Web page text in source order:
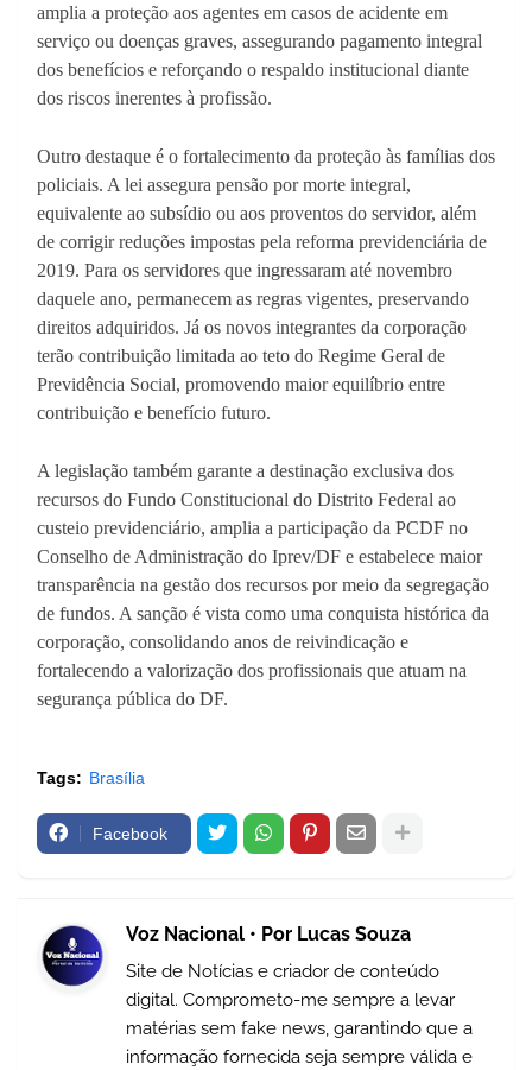
amplia a proteção aos agentes em casos de acidente em
serviço ou doenças graves, assegurando pagamento integral
dos benefícios e reforçando o respaldo institucional diante
dos riscos inerentes à profissão.
Outro destaque é o fortalecimento da proteção às famílias dos
policiais. A lei assegura pensão por morte integral,
equivalente ao subsídio ou aos proventos do servidor, além
de corrigir reduções impostas pela reforma previdenciária de
2019. Para os servidores que ingressaram até novembro
daquele ano, permanecem as regras vigentes, preservando
direitos adquiridos. Já os novos integrantes da corporação
terão contribuição limitada ao teto do Regime Geral de
Previdência Social, promovendo maior equilíbrio entre
contribuição e benefício futuro.
A legislação também garante a destinação exclusiva dos
recursos do Fundo Constitucional do Distrito Federal ao
custeio previdenciário, amplia a participação da PCDF no
Conselho de Administração do Iprev/DF e estabelece maior
transparência na gestão dos recursos por meio da segregação
de fundos. A sanção é vista como uma conquista histórica da
corporação, consolidando anos de reivindicação e
fortalecendo a valorização dos profissionais que atuam na
segurança pública do DF.
Tags: Brasília
Facebook
Voz Nacional • Por Lucas Souza
Site de Notícias e criador de conteúdo
digital. Comprometo-me sempre a levar
matérias sem fake news, garantindo que a
informação fornecida seja sempre válida e